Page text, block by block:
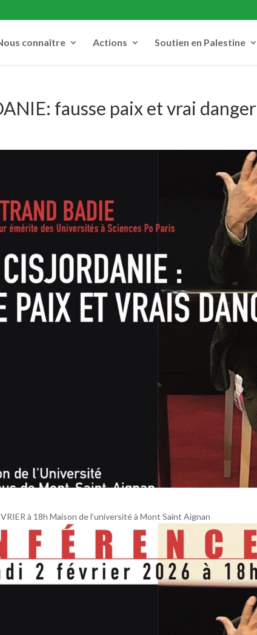
connaître Actions Soutien en Palestine
fausse paix et vrai danger
à 18h Maison de l’université à Mont Saint Aignan